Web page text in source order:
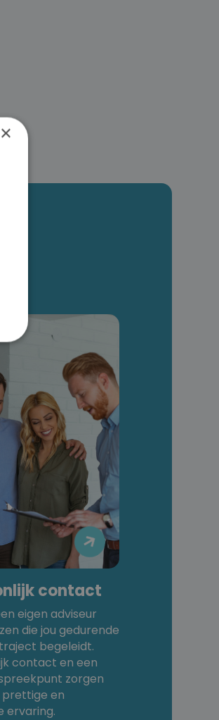

contact
eigen adviseur
die jou gedurende
begeleidt.
contact en een
zorgen
en
ervaring.
×